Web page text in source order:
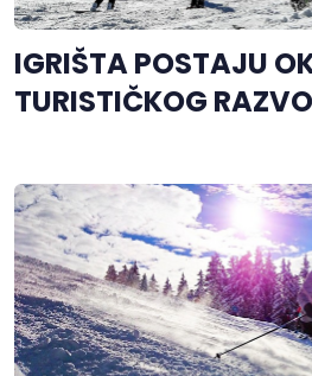
IGRIŠTA POSTAJU
TURISTIČKOG